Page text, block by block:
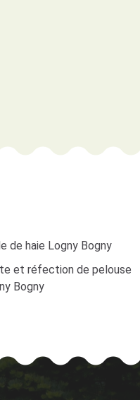
de haie Logny Bogny
et réfection de pelouse
Bogny